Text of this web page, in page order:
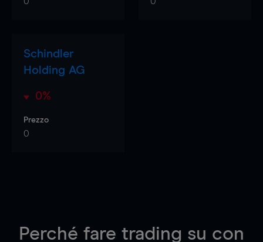
Schindler
Holding AG
0%
Prezzo
0
Perché fare trading su con